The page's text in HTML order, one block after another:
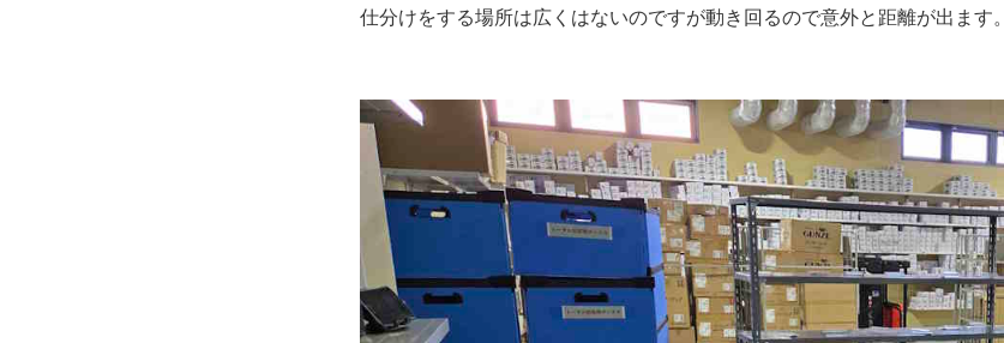
仕分けをする場所は広くはないのですが動き回るので意外と距離が出ます。